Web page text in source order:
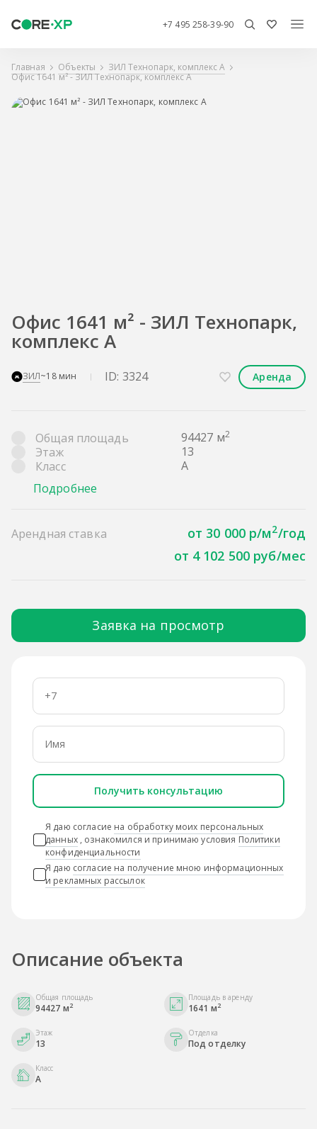
+7 495 258-39-90
Главная Объекты
ЗИЛ Технопарк, комплекс А
Офис 1641 м² - ЗИЛ Технопарк, комплекс А
Офис 1641 м² - ЗИЛ Технопарк,
комплекс А
ЗИЛ~18 мин ID: 3324 Аренда
Общая площадь 94427 м2
Этаж
13
Класс
A
Подробнее
Арендная ставка от 30 000 р/м2/год
от 4 102 500 руб/мес
Заявка на просмотр
Получить консультацию
Я даю согласие на обработку моих персональных
данных, ознакомился и принимаю условия Политики
конфиденциальности
Я даю согласие на получение мною информационных
и рекламных рассылок
Описание объекта
Общая площадь
94427 м2
Площадь в аренду
1641 м2
Этаж
13
Отделка
Под отделку
Класс
A